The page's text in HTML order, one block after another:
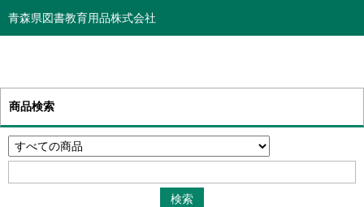
青森県図書教育用品株式会社
商品検索